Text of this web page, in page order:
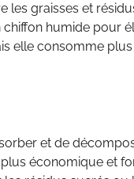
les graisses et
humide pour
elle consomme plus
et de
économique et